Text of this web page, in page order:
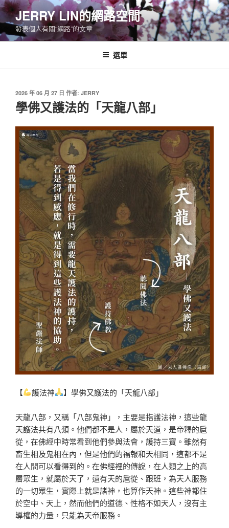
跳
至
主
要
JERRY LIN的網路空間
發表個人有關“網路”的文章
選單
發
佈
於
2026 年 06 月 27 日 作者: JERRY
學佛又護法的「天龍八部」
【 護法神 】學佛又護法的「天龍八部」
天龍八部，又稱「八部鬼神」，主要是指護法神，這些龍
天護法共有八類。他們都不是人，屬於天道，是帝釋的扈
從，在佛經中時常看到他們參與法會，護持三寶。雖然有
畜生相及鬼相在內，但是他們的福報和天相同，這都不是
在人間可以看得到的。在佛經裡的傳說，在人類之上的高
層眾生，就屬於天了，還有天的扈從、跟班，為天人服務
的一切眾生，實際上就是諸神，也算作天神。這些神都住
於空中、天上，然而他們的道德、性格不如天人，沒有主
導權的力量，只能為天帝服務。